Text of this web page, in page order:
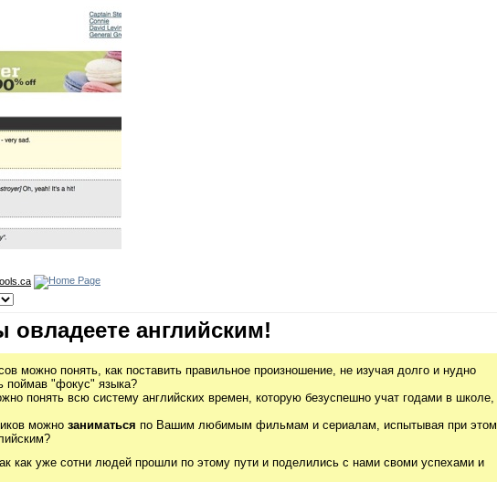
овладеете английским!
можно понять, как поставить правильное произношение, не изучая долго и нудно
поймав "фокус" языка?
понять всю систему английских времен, которую безуспешно учат годами в школе,
можно заниматься по Вашим любимым фильмам и сериалам, испытывая при этом
как уже сотни людей прошли по этому пути и поделились с нами своми успехами и